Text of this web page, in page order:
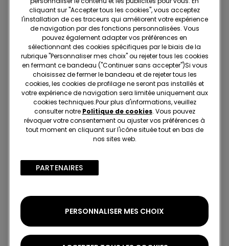
Recherchez en boutique
Projet Be The Change : traçabilité
Standard à domicile
Membre du programme fidélité Tezenis Talent
Pour toute commande supérieure à 55€ Livraison gratuite
5 jours ouvrables
Retrait en magasin
3 à 5 jours ouvrables
Notes et avis
2 évaluations
5,0 sur 5 étoiles
cliquant sur "Accepter tous les cookies", vous acceptez
l'installation de ces traceurs qui améliorent votre expérience
de navigation par des fonctions personnalisées. Vous
pouvez également adapter vos préférences en
sélectionnant des cookies spécifiques par le biais de la
rubrique "Personnaliser mes choix" ou rejeter tous les cookies
en fermant ce bandeau ("Continuer sans accepter")​Si vous
choisissez de fermer le bandeau et de rejeter tous les
cookies, les cookies de profilage ne seront pas installés et
votre expérience de navigation sera limitée uniquement aux
cookies techniques.​Pour plus d'informations, veuillez
consulter notre Politique de cookies. Vous pouvez
révoquer votre consentement ou ajuster vos préférences à
tout moment en cliquant sur l'icône située tout en bas de
nos sites web.
PARTENAIRES​
PERSONNALISER MES CHOIX